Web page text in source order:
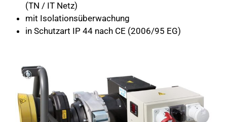
(TN / IT Netz)
mit Isolationsüberwachung
in Schutzart IP 44 nach CE (2006/95 EG)